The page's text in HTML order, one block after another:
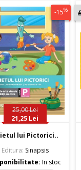
-15%
25,00 Lei
21,25 Lei
lui Pictorici..
Editura: Sinapsis
In stoc